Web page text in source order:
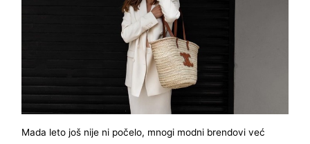
Mada leto još nije ni počelo, mnogi modni brendovi već